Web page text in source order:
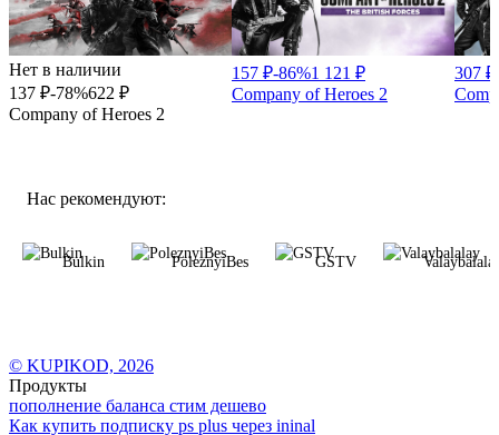
Нет в наличии
137 ₽-78%622 ₽
Company of Heroes 2
157 ₽-86%1 121 ₽
Company of Heroes 2
307 ₽
Нас рекомендуют:
Bulkin PoleznyiBes GSTV
© KUPIKOD, 2026
Продукты
пополнение баланса стим дешево
Как купить подписку ps plus через ininal